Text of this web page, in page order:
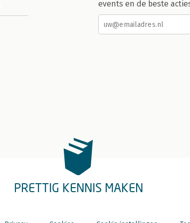
events en de beste
PRETTIG KENNIS MAKEN